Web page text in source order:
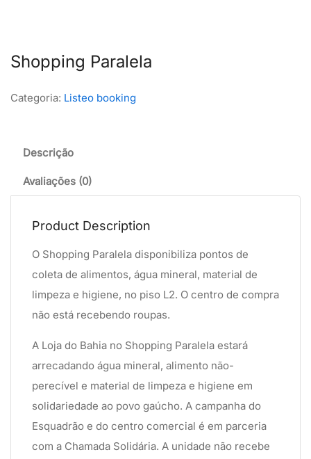
Shopping Paralela
Categoria: Listeo booking
Descrição
Avaliações (0)
Product Description
O Shopping Paralela disponibiliza pontos de
coleta de alimentos, água mineral, material de
limpeza e higiene, no piso L2. O centro de compra
não está recebendo roupas.
A Loja do Bahia no Shopping Paralela estará
arrecadando água mineral, alimento não-
perecível e material de limpeza e higiene em
solidariedade ao povo gaúcho. A campanha do
Esquadrão e do centro comercial é em parceria
com a Chamada Solidária. A unidade não recebe